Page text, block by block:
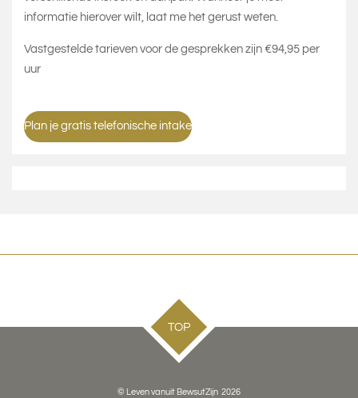
informatie hierover wilt, laat me het gerust weten.
Vastgestelde tarieven voor de gesprekken zijn €94,95 per
uur
Plan je gratis telefonische intake
TOP
© Leven vanuit BewsutZijn 2026